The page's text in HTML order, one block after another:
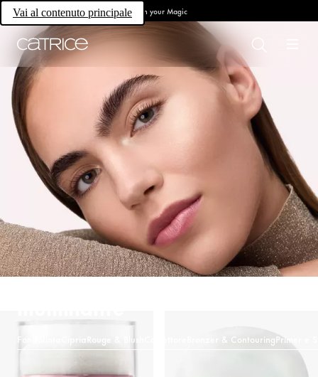
Vai al contenuto principaleOwn your Magic
Fondotinta Rouge & Blush Bronzer & ContouringPrimer e